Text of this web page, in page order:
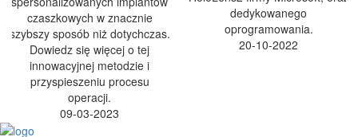
czaszkowych w znacznie
szybszy sposób niż dotychczas.
Dowiedz się więcej o tej
innowacyjnej metodzie i
przyspieszeniu procesu
operacji.
09-03-2023
dedykowanego
oprogramowania.
20-10-2022